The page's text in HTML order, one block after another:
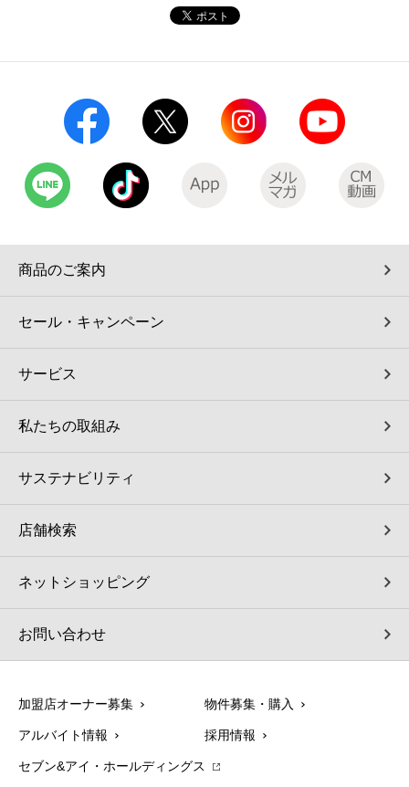
商品のご案内
セール・キャンペーン
サービス
私たちの取組み
サステナビリティ
店舗検索
ネットショッピング
お問い合わせ
加盟店オーナー募集 物件募集・購入
アルバイト情報 採用情報
セブン&アイ・ホールディングス